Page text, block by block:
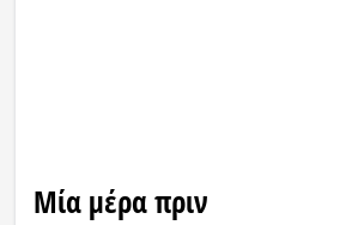
Μία μέρα πριν